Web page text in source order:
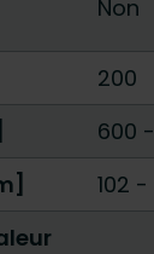
Non
200
600 -
102 -